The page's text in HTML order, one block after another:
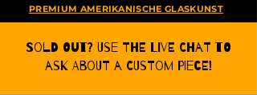
PREMIUM AMERIKANISCHE GLASKUNST
Sold Out? Use the Live CHat to
ask about a Custom Piece!